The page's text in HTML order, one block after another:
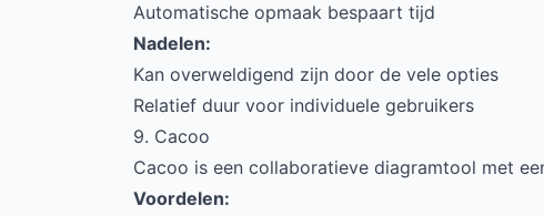
Automatische opmaak bespaart tijd
Nadelen:
Kan overweldigend zijn door de vele opties
Relatief duur voor individuele gebruikers
9. Cacoo
Cacoo is een collaboratieve diagramtool met
Voordelen: